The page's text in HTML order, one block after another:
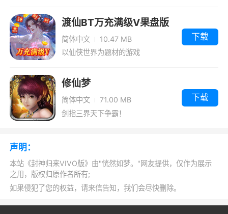
你的宠物坐骑，和你共同征战沙场
6、特色的领地争夺玩法，这玩法下你可以
联合各种英雄卡牌角色去战斗，强啊的战力帮助
你实现领地的夺取
7、最丰厚的活动奖励，合理的使用奖励的
资源能够最大限度的提升自己的实力
小编评价
1、封神归来是一款神话仙侠类角色扮演手机
游戏，封神归来采用先进3D引擎构建热血对战世
界。丰富的职业、角色可供选择，特色技能随心
渡仙BT万充满级V果盘版
简体中文
10.47 MB
以仙侠世界为题材的游戏
下载
修仙梦
简体中文
71.00 MB
剑指三界天下争霸！
下载
声明：
本站《封神归来VIVO版》由"恍然如梦。"网友提供，仅作为展示
之用，版权归原作者所有;
如果侵犯了您的权益，请来信告知，我们会尽快删除。